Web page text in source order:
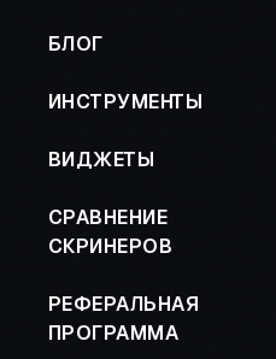
БЛОГ
ИНСТРУМЕНТЫ
ВИДЖЕТЫ
СРАВНЕНИЕ
СКРИНЕРОВ
РЕФЕРАЛЬНАЯ
ПРОГРАММА